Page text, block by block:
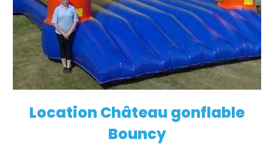
EN SAVOIR PLUS
Location Château gonflable
Bouncy